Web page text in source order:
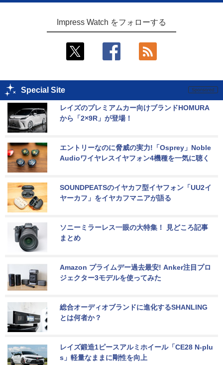
Impress Watch をフォローする
Special Site
レイズのプレミアムカー向けブランドHOMURA
から「2×9R」が登場！
エントリーなのに脅威の実力!「Osprey」Noble
Audioワイヤレスイヤフォン4機種を一気に聴く
SOUNDPEATSのイヤカフ型イヤフォン「UU2イ
ヤーカフ」をイヤカフマニアが語る
ソニーミラーレス一眼の大特集！ 見どころ記事
まとめ
Amazon プライムデー過去最安! Anker注目プロ
ジェクター3モデルを使ってみた
総合オーディオブランドに進化するSHANLING
とは何者か？
レイズ鍛造1ピースアルミホイール「CE28 N-plu
s」軽量なままに剛性を向上